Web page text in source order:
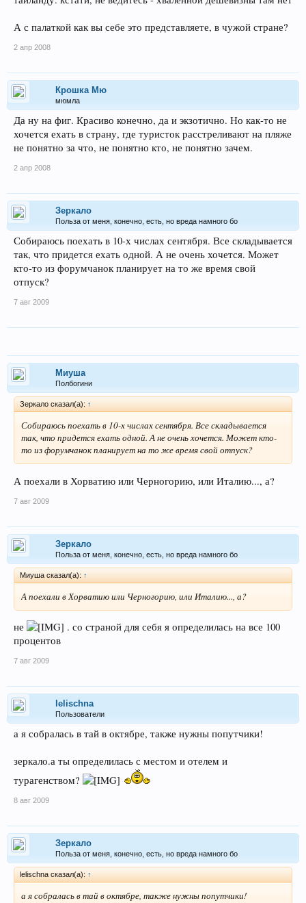
А с палаткой как вы себе это представляете, в чужой стране?
2 апр 2008
Крошка Мю
мюмла
Да ну на фиг. Красиво конечно, да и экзотично. Но как-то не
хочется ехать в страну, где туристок расстреливают на пляже
не понятно за что, не понятно кто, не понятно зачем.
2 апр 2008
Зеркало
Польза от меня, конечно, есть, но вреда намного бо
Собираюсь поехать в 10-х числах сентября. Все складывается
так, что придется ехать одной. А не очень хочется. Может
кто-то из форумчанок планирует на то же время свой
отпуск?
7 авг 2009
Миуша
Полбогини
Зеркало сказал(а): ↑
Собираюсь поехать в 10-х числах сентября. Все складывается
так, что придется ехать одной. А не очень хочется. Может кто-
то из форумчанок планирует на то же время свой отпуск?
А поехали в Хорватию или Черногорию, или Италию..., а?
7 авг 2009
Зеркало
Польза от меня, конечно, есть, но вреда намного бо
Миуша сказал(а): ↑
А поехали в Хорватию или Черногорию, или Италию..., а?
не
. со страной для себя я определилась на все 100
процентов
7 авг 2009
lelischna
Пользователи
а я собралась в тай в октябре, также нужны попутчики!
зеркало.а ты определилась с местом и отелем и
турагенством?
8 авг 2009
Зеркало
Польза от меня, конечно, есть, но вреда намного бо
lelischna сказал(а): ↑
а я собралась в тай в октябре, также нужны попутчики!